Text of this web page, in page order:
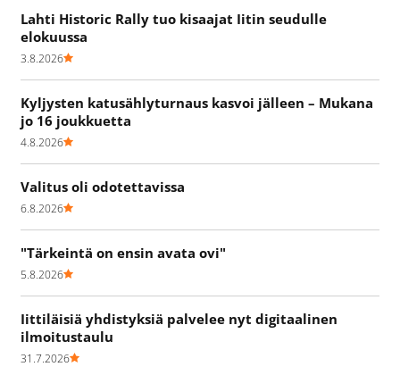
Lahti Historic Rally tuo kisaajat Iitin seudulle
elokuussa
3.8.2026
Kyljysten katusählyturnaus kasvoi jälleen – Mukana
jo 16 joukkuetta
4.8.2026
Valitus oli odotettavissa
6.8.2026
"Tärkeintä on ensin avata ovi"
5.8.2026
Iittiläisiä yhdistyksiä palvelee nyt digitaalinen
ilmoitustaulu
31.7.2026